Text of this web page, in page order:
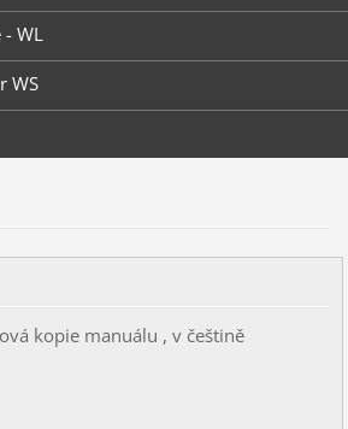
- WL
WS
kopie manuálu , v češtině